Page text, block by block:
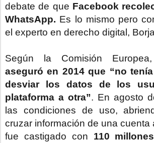
debate de que Facebook
WhatsApp. Es lo mismo pero
el experto en derecho digital,
Según la Comisión
aseguró en 2014 que “no
desviar los datos de los
plataforma a otra”. En agosto
las condiciones de uso,
cruzar información de una cuenta
fue castigado con 110